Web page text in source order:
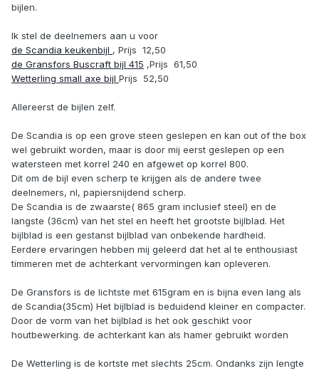
bijlen.
Ik stel de deelnemers aan u voor
de Scandia keukenbijl , Prijs  12,50
de Gransfors Buscraft bijl 415 ,Prijs  61,50
Wetterling small axe bijl Prijs  52,50
Allereerst de bijlen zelf.
De Scandia is op een grove steen geslepen en kan out of the box
wel gebruikt worden, maar is door mij eerst geslepen op een
watersteen met korrel 240 en afgewet op korrel 800.
Dit om de bijl even scherp te krijgen als de andere twee
deelnemers, nl, papiersnijdend scherp.
De Scandia is de zwaarste( 865 gram inclusief steel) en de
langste (36cm) van het stel en heeft het grootste bijlblad. Het
bijlblad is een gestanst bijlblad van onbekende hardheid.
Eerdere ervaringen hebben mij geleerd dat het al te enthousiast
timmeren met de achterkant vervormingen kan opleveren.
De Gransfors is de lichtste met 615gram en is bijna even lang als
de Scandia(35cm) Het bijlblad is beduidend kleiner en compacter.
Door de vorm van het bijlblad is het ook geschikt voor
houtbewerking. de achterkant kan als hamer gebruikt worden
De Wetterling is de kortste met slechts 25cm. Ondanks zijn lengte